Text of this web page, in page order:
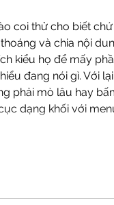
coi thử cho biết chứ
và chia nội
kiểu họ để mấy
đang nói gì. Với lại
phải mò lâu hay
dạng khối với